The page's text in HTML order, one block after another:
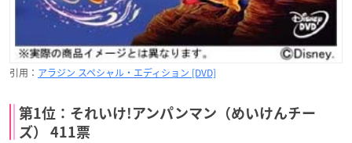
引用： アラジン スペシャル・エディション [DVD]
第1位：それいけ!アンパンマン（めいけんチー
ズ） 411票